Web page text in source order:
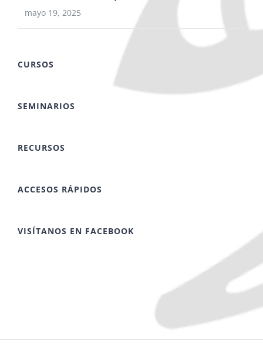
mayo 19, 2025
CURSOS
SEMINARIOS
RECURSOS
ACCESOS RÁPIDOS
VISÍTANOS EN FACEBOOK